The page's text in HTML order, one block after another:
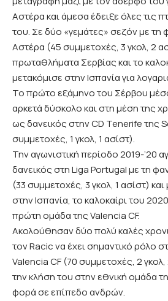
Αστέρα και άμεσα έδειξε όλες τις
του. Σε δύο «γεμάτες» σεζόν με
Αστέρα (45 συμμετοχές, 3 γκολ, 2
πρωταθλήματα Σερβίας και το
μετακόμισε στην Ισπανία για
Το πρώτο εξάμηνο του Σέρβου
αρκετά δύσκολο και στη μέση της
ως δανεικός στην CD Tenerife της
συμμετοχές, 1 γκολ, 1 ασίστ).
Την αγωνιστική περίοδο 2019-’20
δανεικός στη Liga Portugal με τη
(33 συμμετοχές, 3 γκολ, 1 ασίστ)
στην Ισπανία, το καλοκαίρι του
πρώτη ομάδα της Valencia CF.
Ακολούθησαν δύο πολύ καλές
τον Racic να έχει σημαντικό ρόλο
Valencia CF (70 συμμετοχές, 2
την κλήση του στην εθνική ομάδα
φορά σε επίπεδο ανδρών.